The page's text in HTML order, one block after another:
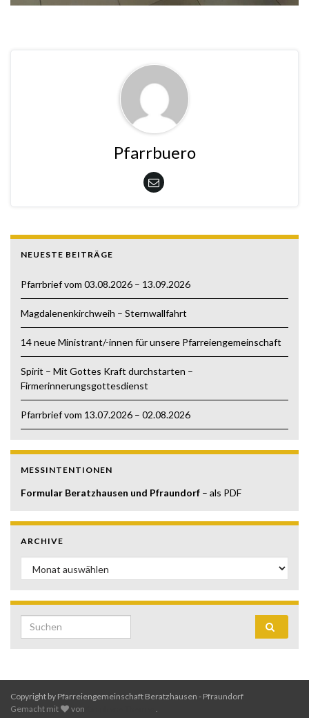
Pfarrbuero
NEUESTE BEITRÄGE
Pfarrbrief vom 03.08.2026 – 13.09.2026
Magdalenenkirchweih – Sternwallfahrt
14 neue Ministrant/-innen für unsere Pfarreiengemeinschaft
Spirit – Mit Gottes Kraft durchstarten –
Firmerinnerungsgottesdienst
Pfarrbrief vom 13.07.2026 – 02.08.2026
MESSINTENTIONEN
Formular Beratzhausen und Pfraundorf – als PDF
ARCHIVE
Archive
Search for:
Copyright by Pfarreiengemeinschaft Beratzhausen - Pfraundorf
Gemacht mit
von